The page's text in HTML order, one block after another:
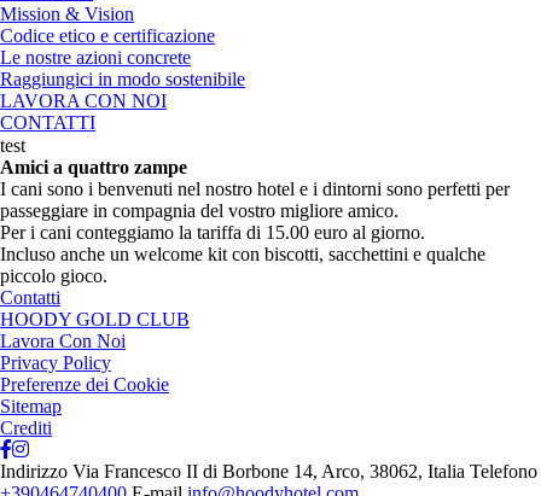
Mission & Vision
Codice etico e certificazione
Le nostre azioni concrete
Raggiungici in modo sostenibile
LAVORA CON NOI
CONTATTI
test
Amici a quattro zampe
I cani sono i benvenuti nel nostro hotel e i dintorni sono perfetti per
passeggiare in compagnia del vostro migliore amico.
Per i cani conteggiamo la tariffa di 15.00 euro al giorno.
Incluso anche un welcome kit con biscotti, sacchettini e qualche
piccolo gioco.
Contatti
HOODY GOLD CLUB
Lavora Con Noi
Privacy Policy
Preferenze dei Cookie
Sitemap
Crediti
Indirizzo Via Francesco II di Borbone 14, Arco, 38062, Italia Telefono